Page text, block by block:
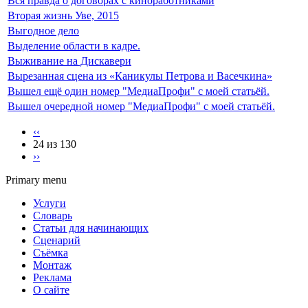
Вторая жизнь Уве, 2015
Выгодное дело
Выделение области в кадре.
Выживание на Дискавери
Вырезанная сцена из «Каникулы Петрова и Васечкина»
Вышел ещё один номер "МедиаПрофи" с моей статьёй.
Вышел очередной номер "МедиаПрофи" с моей статьёй.
‹‹
24 из 130
››
Primary menu
Услуги
Словарь
Статьи для начинающих
Сценарий
Съёмка
Монтаж
Реклама
О сайте